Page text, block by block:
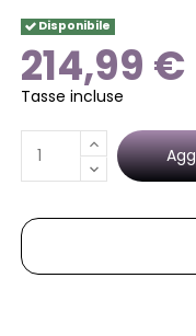
Disponibile
214,99 €
Tasse incluse